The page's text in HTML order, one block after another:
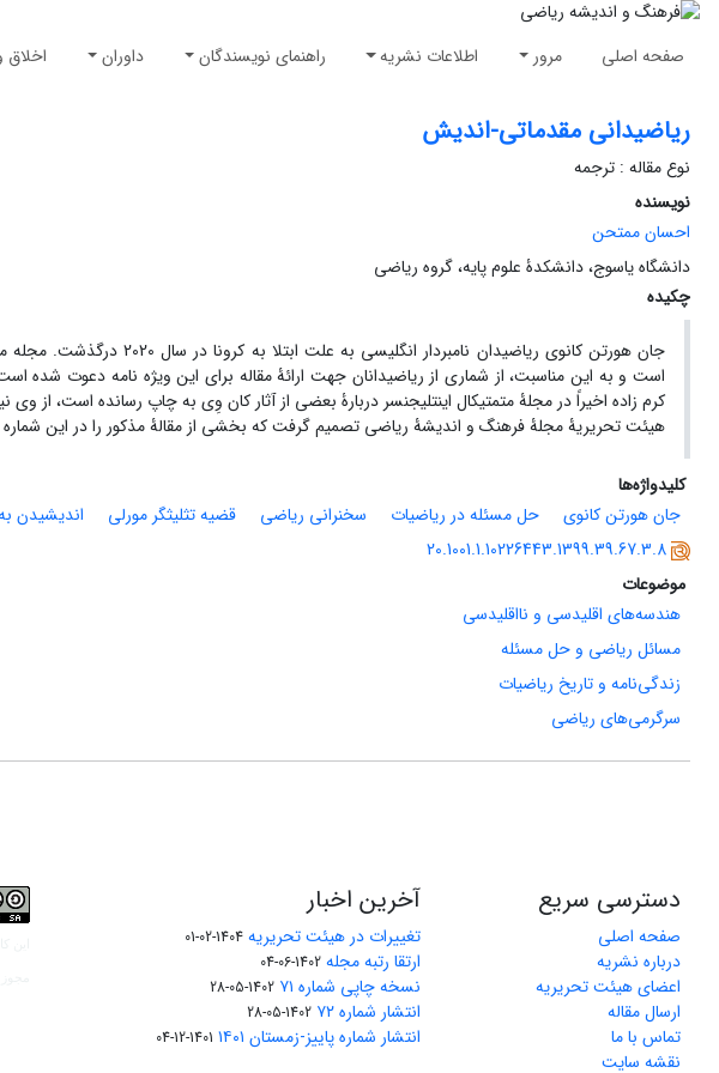
صفحه اصلی مرور اطلاعات نشریه راهنمای نویسندگان داوران
ریاضیدانی مقدماتی-اندیش
نوع مقاله : ترجمه
نویسنده
احسان ممتحن
دانشگاه یاسوج، دانشکدۀ علوم پایه، گروه ریاضی
چکیده
جان هورتن کانوی ریاضیدان
است و به این مناسبت، از شماری از ریاضیدانان جهت ارائۀ مقاله برای این ویژه نامه دعوت شده
کرم زاده اخیراً در مجلۀ متمتیکال اینتلیجنسر دربارۀ بعضی از آثار کان وِی به چاپ رسانده است،
هیئت تحریریۀ مجلۀ فرهنگ و اندیشۀ ریاضی تصمیم گرفت که بخشی از مقالۀ مذکور را در این
کلیدواژه‌ها
جان هورتن کانوی
حل مسئله در ریاضیات سخنرانی ریاضی قضیه تثلیثگر مورلی اندیشیدن
20.1001.1.10226443.1399.39.67.3.8
موضوعات
هندسه‌های اقلیدسی و نااقلیدسی
مسائل ریاضی و حل مسئله
زندگی‌نامه و تاریخ ریاضیات
سرگرمی‌های ریاضی
دسترسی سریع
صفحه اصلی
درباره نشریه
اعضای هیئت تحریریه
ارسال مقاله
تماس با ما
نقشه سایت
آخرین اخبار
تغییرات در هیئت تحریریه 1404-02-01
ارتقا رتبه مجله 1402-06-04
نسخه چاپی شماره ۷۱ 1402-05-28
انتشار شماره ۷۲ 1402-05-28
انتشار شماره پاییز-زمستان ۱۴۰۱ 1401-12-04